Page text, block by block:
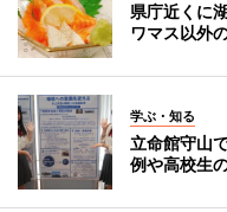
県庁近くに
ワマス以外
学ぶ・知る
立命館守山
例や高校生